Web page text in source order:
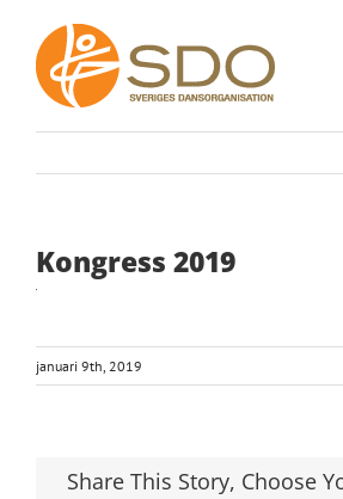
innehållet
Kongress 2019
januari 9th, 2019
Share This Story, Choose